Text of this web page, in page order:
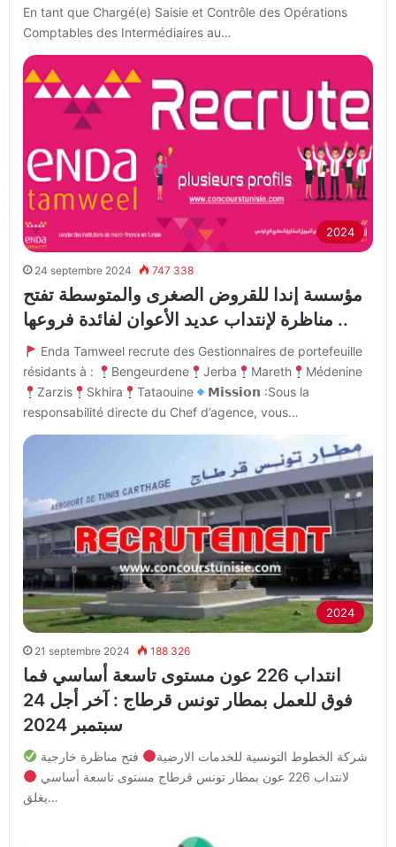
En tant que Chargé(e) Saisie et Contrôle des Opérations
Comptables des Intermédiaires au…
2024
24 septembre 2024 747 338
مؤسسة إندا للقروض الصغرى والمتوسطة تفتح
مناظرة لإنتداب عديد الأعوان لفائدة فروعها ..
Enda Tamweel recrute des Gestionnaires de portefeuille
résidants à :
Bengeurdene Jerba Mareth
Médenine
Zarzis
Skhira Tataouine
𝗠𝗶𝘀𝘀𝗶𝗼𝗻 :Sous la
responsabilité directe du Chef d’agence, vous…
2024
21 septembre 2024 188 326
انتداب 226 عون مستوى تاسعة أساسي فما
فوق للعمل بمطار تونس قرطاج : آخر أجل 24
سبتمبر 2024
شركة الخطوط التونسية للخدمات الارضية
فتح مناظرة خارجية
لانتداب 226 عون بمطار تونس قرطاج مستوى تاسعة أساسي
يغلق…